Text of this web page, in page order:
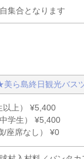
集合となります
ら島終日観光バス
以上） ¥5,400
学生） ¥5,400
/座席なし） ¥0